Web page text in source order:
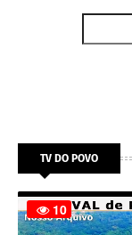
TV DO POVO